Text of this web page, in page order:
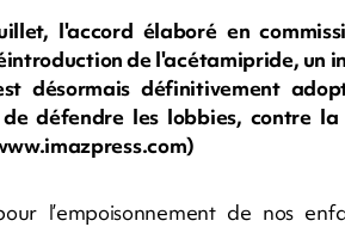
l'accord élaboré en
de l'acétamipride, un
désormais définitivement
défendre les lobbies, contre
l’empoisonnement de nos